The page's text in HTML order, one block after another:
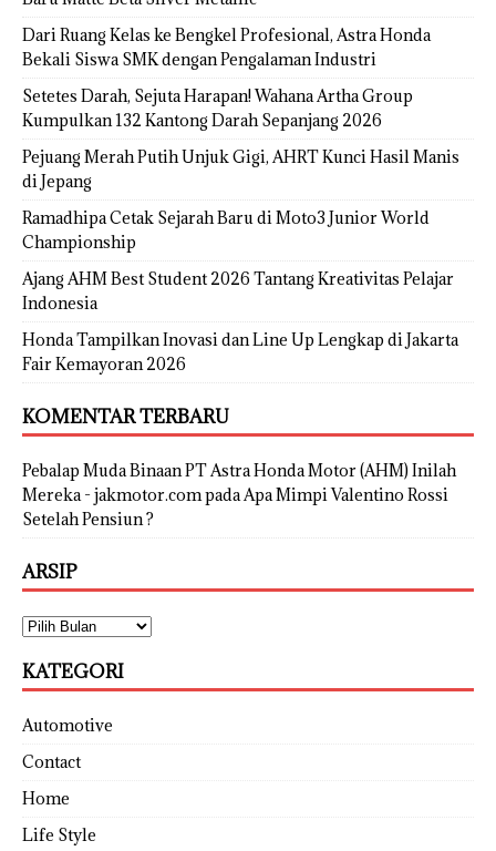
Dari Ruang Kelas ke Bengkel Profesional, Astra Honda
Bekali Siswa SMK dengan Pengalaman Industri
Setetes Darah, Sejuta Harapan! Wahana Artha Group
Kumpulkan 132 Kantong Darah Sepanjang 2026
Pejuang Merah Putih Unjuk Gigi, AHRT Kunci Hasil Manis
di Jepang
Ramadhipa Cetak Sejarah Baru di Moto3 Junior World
Championship
Ajang AHM Best Student 2026 Tantang Kreativitas Pelajar
Indonesia
Honda Tampilkan Inovasi dan Line Up Lengkap di Jakarta
Fair Kemayoran 2026
KOMENTAR TERBARU
Pebalap Muda Binaan PT Astra Honda Motor (AHM) Inilah
Mereka - jakmotor.compada Apa Mimpi Valentino Rossi
Setelah Pensiun ?
ARSIP
KATEGORI
Automotive
Contact
Home
Life Style